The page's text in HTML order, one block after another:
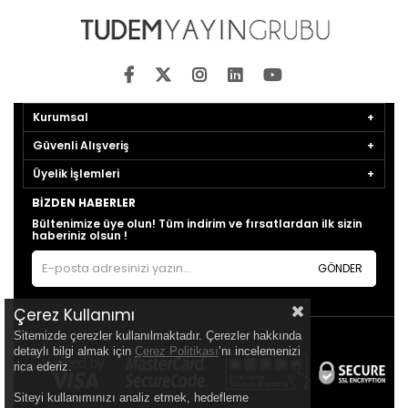
Kurumsal
Güvenli Alışveriş
Üyelik İşlemleri
BIZDEN HABERLER
Bültenimize üye olun! Tüm indirim ve fırsatlardan ilk sizin
haberiniz olsun !
GÖNDER
Çerez Kullanımı
Sitemizde çerezler kullanılmaktadır. Çerezler hakkında
detaylı bilgi almak için Çerez Politikası’nı incelemenizi
rica ederiz.
Siteyi kullanımınızı analiz etmek, hedefleme